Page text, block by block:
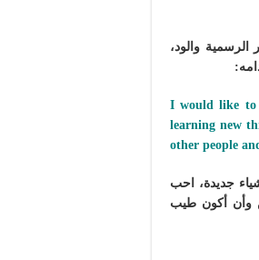
والود،
I would like to
learning new
other people
جديدة، احب
وأن أكون طيب